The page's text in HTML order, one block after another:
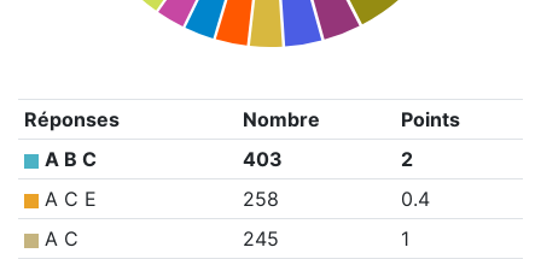
Réponses Nombre
Points
A B C
403
2
A C E
258
0.4
A C
245
1